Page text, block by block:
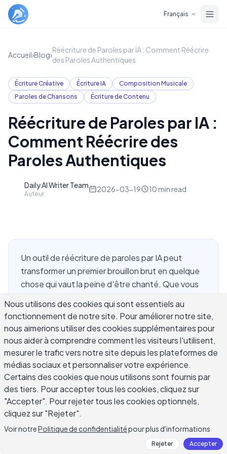
Français
Accueil›Blog›
Réécriture de Paroles par IA : Comment Réécrire
des Paroles Authentiques
Écriture Créative Écriture IA
Composition Musicale
Paroles de Chansons
Écriture de Contenu
Réécriture de Paroles par IA :
Comment Réécrire des
Paroles Authentiques
Daily AI Writer Team
Auteur
2026-03-19 10 min read
Un outil de réécriture de paroles par IA peut
transformer un premier brouillon brut en quelque
chose qui vaut la peine d'être chanté. Que vous
juste, que vous ayez besoin de changer le ton
d'un couplet, ou que vous vouliez adapter la
mélodie de quelqu'un d'autre à votre propre
histoire, ces outils vous offrent un moyen rapide
de remodeler les paroles sans recommencer de
zéro. L'écriture de chansons a toujours été une
question de révision – la plupart des grandes
chansons traversent des dizaines de réécritures
avant d'être enregistrées. Ce qui change avec
l'IA, c'est la vitesse de cette itération. Vous
pouvez tester cinq versions différentes d'un pont
Nous utilisons des cookies qui sont essentiels au
fonctionnement de notre site. Pour améliorer notre site,
nous aimerions utiliser des cookies supplémentaires pour
nous aider à comprendre comment les visiteurs l'utilisent,
mesurer le trafic vers notre site depuis les plateformes de
médias sociaux et personnaliser votre expérience.
Certains des cookies que nous utilisons sont fournis par
des tiers. Pour accepter tous les cookies, cliquez sur
"Accepter". Pour rejeter tous les cookies optionnels,
cliquez sur "Rejeter".
Voir notrePolitique de confidentialitépour plus d'informations
Rejeter Accepter